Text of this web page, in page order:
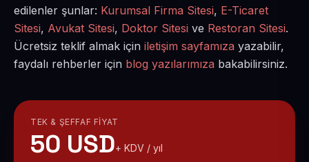
edilenler şunlar: Kurumsal Firma Sitesi, E-Ticaret
Sitesi, Avukat Sitesi, Doktor Sitesi ve Restoran Sitesi.
Ücretsiz teklif almak için iletişim sayfamıza yazabilir,
faydalı rehberler için blog yazılarımıza bakabilirsiniz.
TEK & ŞEFFAF FIYAT
50 USD+ KDV / yıl